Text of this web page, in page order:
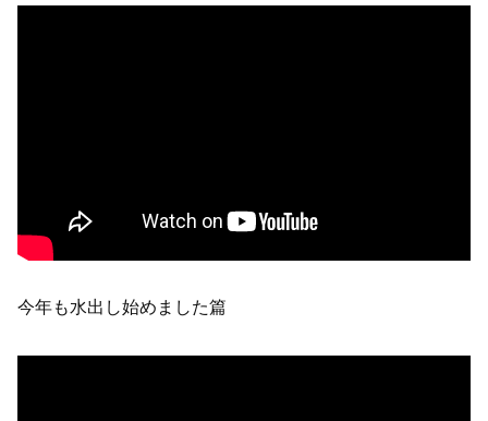
今年も水出し始めました篇